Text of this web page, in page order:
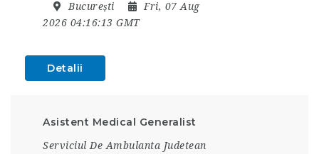
București
Fri, 07 Aug
2026 04:16:13 GMT
Detalii
Asistent Medical Generalist
Serviciul De Ambulanta Judetean